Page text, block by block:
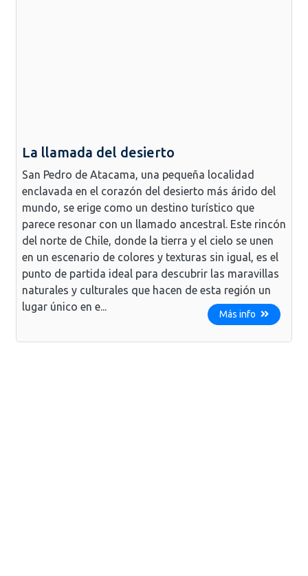
La llamada del desierto
San Pedro de Atacama, una pequeña localidad
enclavada en el corazón del desierto más árido del
mundo, se erige como un destino turístico que
parece resonar con un llamado ancestral. Este rincón
del norte de Chile, donde la tierra y el cielo se unen
en un escenario de colores y texturas sin igual, es el
punto de partida ideal para descubrir las maravillas
naturales y culturales que hacen de esta región un
lugar único en e...
Más info